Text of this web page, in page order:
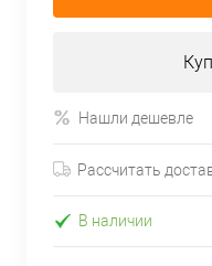
Нашли дешевле
Рассчитать
В наличии